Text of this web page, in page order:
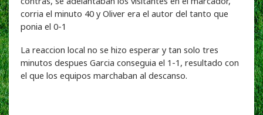
corria el minuto 40 y Oliver era el autor del tanto que
ponia el 0-1
La reaccion local no se hizo esperar y tan solo tres
minutos despues Garcia conseguia el 1-1, resultado con
el que los equipos marchaban al descanso.